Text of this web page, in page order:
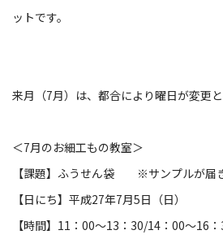
ットです。
来月（7月）は、都合により曜日が変更と
＜7月のお細工もの教室＞
【課題】ふうせん袋 ※サンプルが届き
【日にち】平成27年7月5日（日）
【時間】11：00～13：30/14：00～16